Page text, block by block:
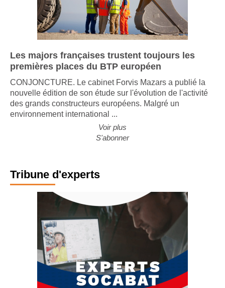
Les majors françaises trustent toujours les
premières places du BTP européen
CONJONCTURE. Le cabinet Forvis Mazars a publié la
nouvelle édition de son étude sur l'évolution de l'activité
des grands constructeurs européens. Malgré un
Voir plus
Tribune d'experts